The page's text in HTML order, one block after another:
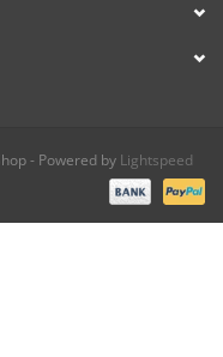
- Powered by Lightspeed